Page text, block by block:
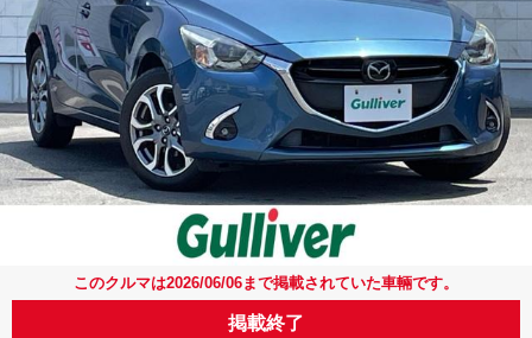
このクルマは2026/06/06まで掲載されていた車輛です。
掲載終了